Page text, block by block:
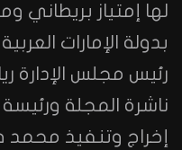
لها إمتياز
بدولة الإمارات
رئيس مجلس الإدارة
ناشرة المجلة ورئيسة
إخراج وتنفيذ محمد